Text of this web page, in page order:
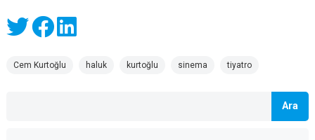
Cem Kurtoğlu haluk kurtoğlu sinema tiyatro
Ara